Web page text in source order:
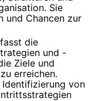
Sie
und Chancen zur
die
und -
Ziele und
erreichen.
von